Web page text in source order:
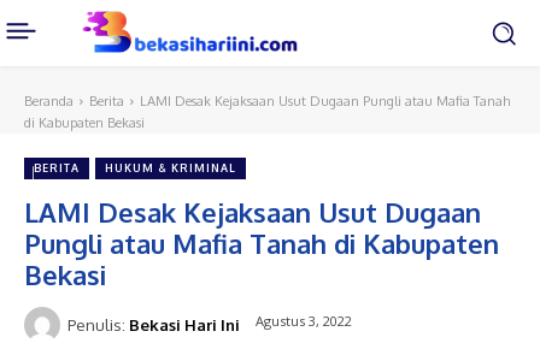
Beranda Berita
LAMI Desak Kejaksaan Usut Dugaan Pungli atau Mafia Tanah
di Kabupaten Bekasi
BERITA HUKUM & KRIMINAL
LAMI Desak Kejaksaan Usut Dugaan
Pungli atau Mafia Tanah di Kabupaten
Bekasi
Penulis: Bekasi Hari Ini Agustus 3, 2022